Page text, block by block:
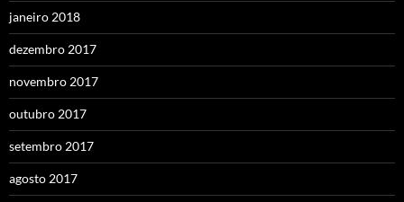
janeiro 2018
dezembro 2017
novembro 2017
outubro 2017
setembro 2017
agosto 2017